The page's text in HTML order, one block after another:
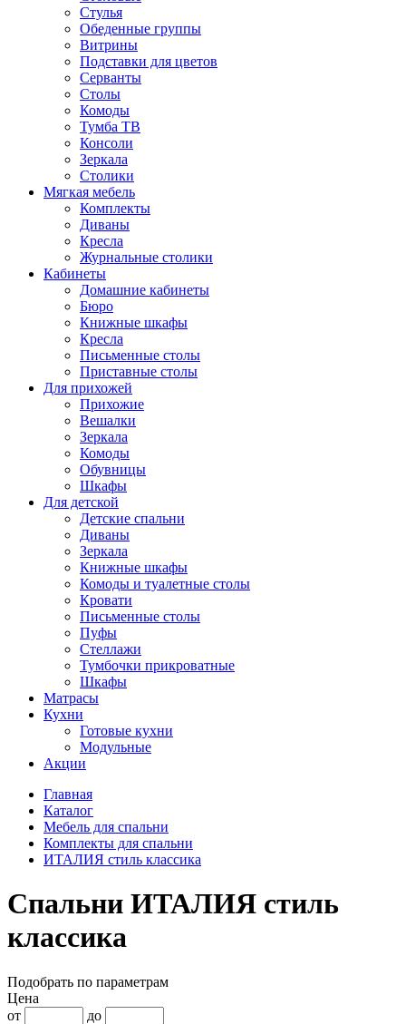
Стулья
Обеденные группы
Витрины
Подставки для цветов
Серванты
Столы
Комоды
Тумба ТВ
Консоли
Зеркала
Столики
Мягкая мебель
Комплекты
Диваны
Кресла
Журнальные столики
Кабинеты
Домашние кабинеты
Бюро
Книжные шкафы
Кресла
Письменные столы
Приставные столы
Для прихожей
Прихожие
Вешалки
Зеркала
Комоды
Обувницы
Шкафы
Для детской
Детские спальни
Диваны
Зеркала
Книжные шкафы
Комоды и туалетные столы
Кровати
Письменные столы
Пуфы
Стеллажи
Тумбочки прикроватные
Шкафы
Матрасы
Кухни
Готовые кухни
Модульные
Акции
Главная
Каталог
Мебель для спальни
Комплекты для спальни
ИТАЛИЯ стиль классика
Спальни ИТАЛИЯ стиль
классика
Подобрать по параметрам
Цена
от
до